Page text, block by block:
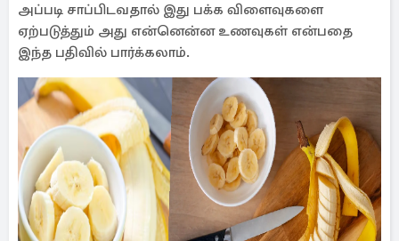
அப்படி சாப்பிடவதால் இது பக்க விளைவுகளை
ஏற்படுத்தும் அது என்னென்ன உணவுகள் என்பதை
இந்த பதிவில் பார்க்கலாம்.